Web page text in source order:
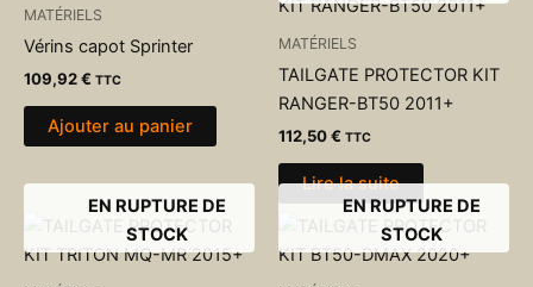
MATÉRIELS
Vérins capot Sprinter
109,92€ TTC
Ajouter au panier
MATÉRIELS
TAILGATE PROTECTOR KIT
RANGER-BT50 2011+
112,50€ TTC
Lire la suite
EN RUPTURE DE
STOCK
EN RUPTURE DE
STOCK